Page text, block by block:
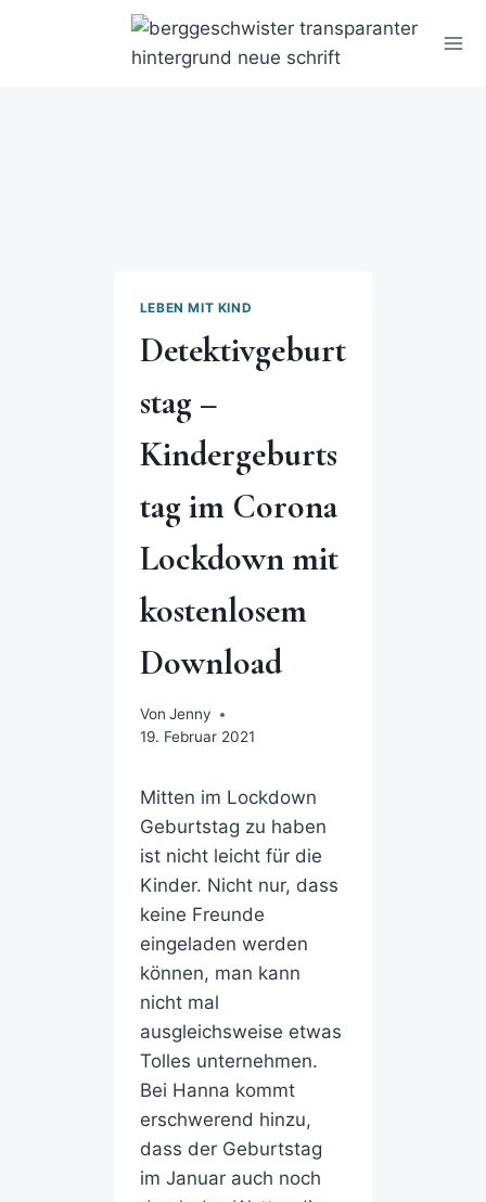
LEBEN MIT KIND
Detektivgeburt
stag –
Kindergeburts
tag im Corona
Lockdown mit
kostenlosem
Download
Von Jenny
19. Februar 2021
Mitten im Lockdown
Geburtstag zu haben
ist nicht leicht für die
Kinder. Nicht nur, dass
keine Freunde
eingeladen werden
können, man kann
nicht mal
ausgleichsweise etwas
Tolles unternehmen.
Bei Hanna kommt
erschwerend hinzu,
dass der Geburtstag
im Januar auch noch